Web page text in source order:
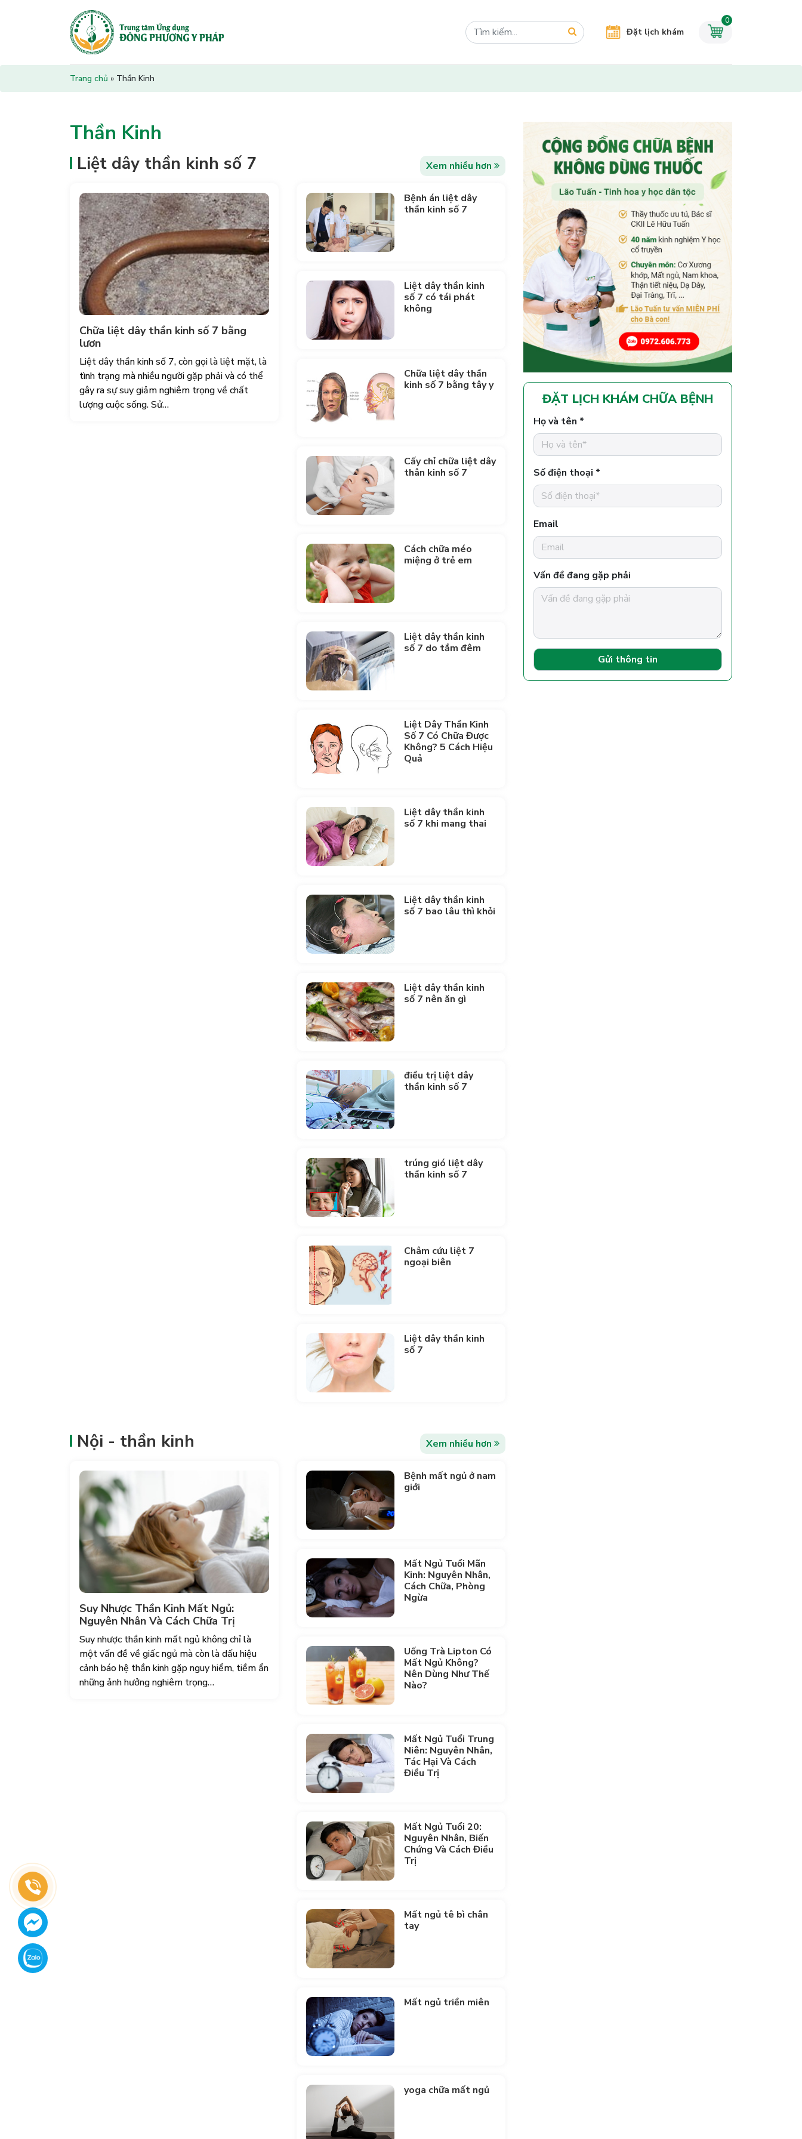
Đặt lịch khám
0
Trang chủ » Thần Kinh
Thần Kinh
Liệt dây thần kinh số 7 Xem nhiều hơn
Chữa liệt dây thần kinh số 7 bằng
lươn
Liệt dây thần kinh số 7, còn gọi là liệt mặt, là
tình trạng mà nhiều người gặp phải và có thể
gây ra sự suy giảm nghiêm trọng về chất
lượng cuộc sống. Sử…
Bệnh án liệt dây
thần kinh số 7
Liệt dây thần kinh
số 7 có tái phát
không
Chữa liệt dây thần
kinh số 7 bằng tây y
Cấy chỉ chữa liệt dây
thân kinh số 7
Cách chữa méo
miệng ở trẻ em
Liệt dây thần kinh
số 7 do tắm đêm
Liệt Dây Thần Kinh
Số 7 Có Chữa Được
Không? 5 Cách Hiệu
Quả
Liệt dây thần kinh
số 7 khi mang thai
Liệt dây thần kinh
số 7 bao lâu thì khỏi
Liệt dây thần kinh
số 7 nên ăn gì
điều trị liệt dây
thần kinh số 7
trúng gió liệt dây
thần kinh số 7
Châm cứu liệt 7
ngoại biên
Liệt dây thần kinh
số 7
Nội - thần kinh Xem nhiều hơn
Suy Nhược Thần Kinh Mất Ngủ:
Nguyên Nhân Và Cách Chữa Trị
Suy nhược thần kinh mất ngủ không chỉ là
một vấn đề về giấc ngủ mà còn là dấu hiệu
cảnh báo hệ thần kinh gặp nguy hiểm, tiềm ẩn
những ảnh hưởng nghiêm trọng…
Bệnh mất ngủ ở nam
giới
Mất Ngủ Tuổi Mãn
Kinh: Nguyên Nhân,
Cách Chữa, Phòng
Ngừa
Uống Trà Lipton Có
Mất Ngủ Không?
Nên Dùng Như Thế
Nào?
Mất Ngủ Tuổi Trung
Niên: Nguyên Nhân,
Tác Hại Và Cách
Điều Trị
Mất Ngủ Tuổi 20:
Nguyên Nhân, Biến
Chứng Và Cách Điều
Trị
Mất ngủ tê bì chân
tay
Mất ngủ triền miên
yoga chữa mất ngủ
ĐẶT LỊCH KHÁM CHỮA BỆNH
Họ và tên *
Số điện thoại *
Email
Vấn đề đang gặp phải
Gửi thông tin